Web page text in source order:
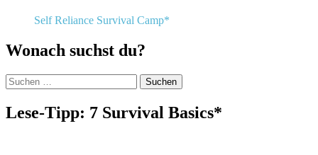
Self Reliance Survival Camp*
Wonach suchst du?
Suchen
nach:
Lese-Tipp: 7 Survival Basics*